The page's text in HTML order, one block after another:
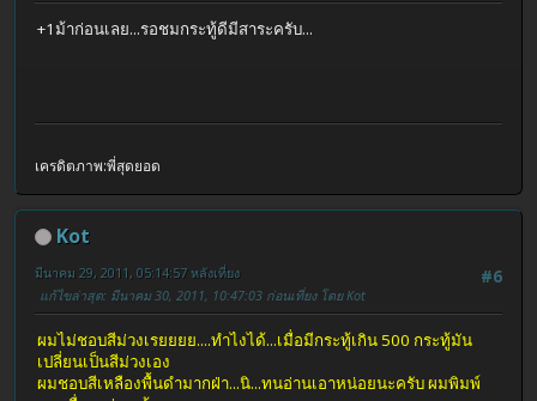
+1ม้าก่อนเลย...รอชมกระทู้ดีมีสาระครับ...
เครดิตภาพ:พี่สุดยอด
Kot
#6
มีนาคม 29, 2011, 05:14:57 หลังเที่ยง
แก้ไขล่าสุด: มีนาคม 30, 2011, 10:47:03 ก่อนเที่ยง โดย Kot
ผมไม่ชอบสีม่วงเรยยยย....ทำไงได้...เมื่อมีกระทู้เกิน 500 กระทู้มัน
เปลี่ยนเป็นสีม่วงเอง
ผมชอบสีเหลืองพื้นดำมากฝ่า...นิ...ทนอ่านเอาหน่อยนะครับ ผมพิมพ์